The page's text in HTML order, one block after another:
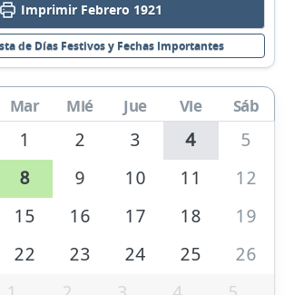
Imprimir Febrero 1921
de Días Festivos y Fechas Importantes
Mar Mié Jue Vie Sáb
1 2 3 4
5
8 9 10 11
12
15 16 17 18
19
22 23 24 25
26